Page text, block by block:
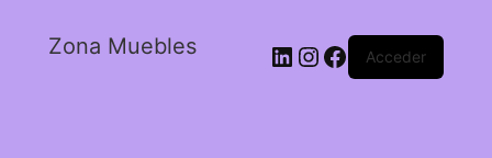
Zona Muebles Acceder